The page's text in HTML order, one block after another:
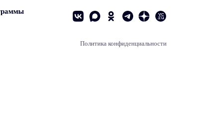
Политика конфиденциальности